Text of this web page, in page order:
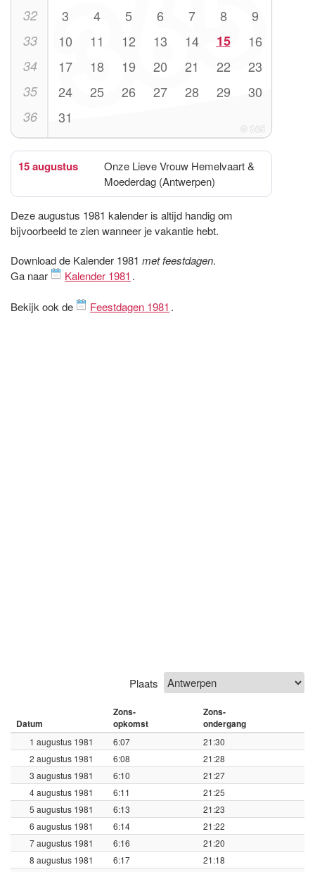
32 3 4 5 6 7 8 9
33 10 11 12 13 14 15 16
34 17 18 19 20 21 22 23
35 24 25 26 27 28 29 30
36 31
15 augustus
Onze Lieve Vrouw Hemelvaart &
Moederdag (Antwerpen)
Deze augustus 1981 kalender is altijd handig om
bijvoorbeeld te zien wanneer je vakantie hebt.
Download de Kalender 1981 met feestdagen.
Ga naar
Kalender 1981 .
Bekijk ook de Feestdagen 1981 .
Plaats
Datum
Zons-
opkomst
Zons-
ondergang
1 augustus 1981 6:07
21:30
2 augustus 1981
6:08
21:28
3 augustus 1981
6:10
21:27
4 augustus 1981
6:11
21:25
5 augustus 1981
6:13
21:23
6 augustus 1981
6:14
21:22
7 augustus 1981
6:16
21:20
8 augustus 1981
6:17
21:18